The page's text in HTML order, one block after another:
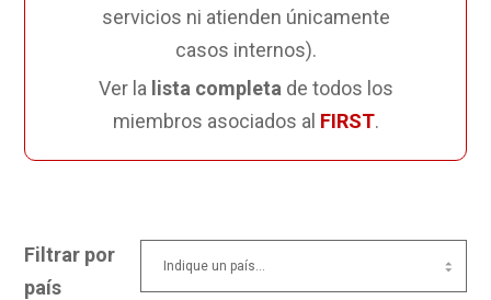
servicios ni atienden únicamente
casos internos).
Ver la lista completa de todos los
miembros asociados al FIRST.
Filtrar por
país